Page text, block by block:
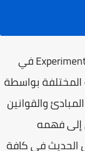
يرتكز علم النفس التجريبي Experimental Psychology في
بواسطة
والقوانين
إلى فهمه
الحديث في كافة